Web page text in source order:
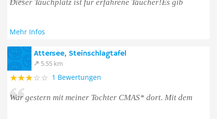
Dieser Tauchplatz ist für erfahrene Taucher!Es gib
Mehr Infos
Attersee, Steinschlagtafel
5.55 km
1 Bewertungen
War gestern mit meiner Tochter CMAS* dort. Mit dem